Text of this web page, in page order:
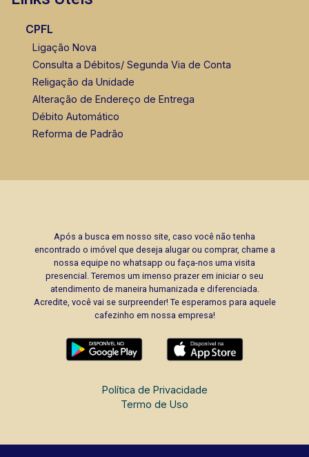
CPFL
Ligação Nova
Consulta a Débitos/ Segunda Via de Conta
Religação da Unidade
Alteração de Endereço de Entrega
Débito Automático
Reforma de Padrão
Após a busca em nosso site, caso você não tenha
encontrado o imóvel que deseja alugar ou comprar, chame a
nossa equipe no whatsapp ou faça-nos uma visita
presencial. Teremos um imenso prazer em iniciar o seu
atendimento de maneira humanizada e diferenciada.
Acredite, você vai se surpreender! Te esperamos para aquele
cafezinho em nossa empresa!
Política de Privacidade
Termo de Uso